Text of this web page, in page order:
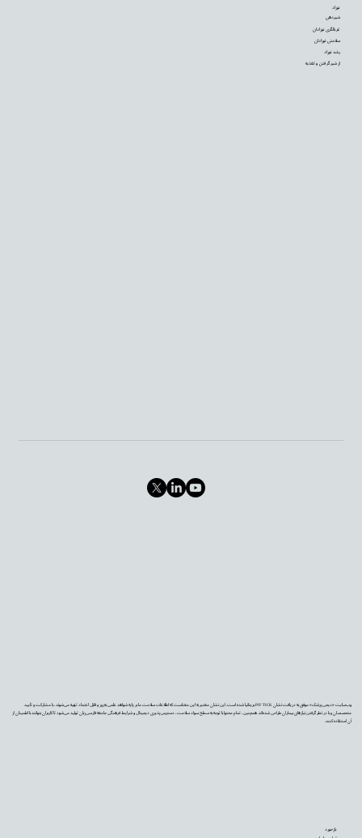
وب‌سایت «دیجی‌پزشک» موفق به دریافت نشان PIF TICK بریتانیا شده است. این نشان معتبر به این معناست که اطلاعات سلامت ما بر پایه شواهد علمی به‌روز و قابل اعتماد تهیه می‌شوند، با مشارکت و تأیید
متخصصان و با در نظر گرفتن نیازهای بیماران طراحی شده‌اند. همچنین، تمام محتوا با توجه به سطح سواد سلامت، دسترس‌پذیری دیجیتال و شرایط فرهنگی جامعه فارسی‌زبان تولید می‌شود تا کاربران بتوانند با اطمینان از
آن استفاده کنند.
بازخورد
نوزاد
شیردهی
غربالگری نوزادان
سلامتی نوزادان
رشد نوزاد
از شیر گرفتن و تغذیه